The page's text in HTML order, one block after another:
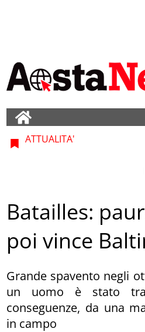
ATTUALITA'
Batailles:
poi vince
Grande spavento negli
un uomo è stato
conseguenze, da una
in campo